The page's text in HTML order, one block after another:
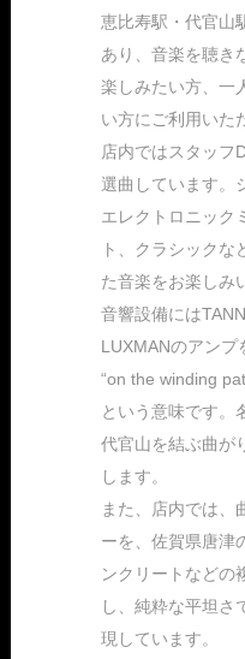
恵比寿駅・代官山
あり、音楽を聴き
楽しみたい方、一
い方にご利用いた
店内ではスタッフ
選曲しています。
エレクトロニック
ト、クラシックな
た音楽をお楽しみ
音響設備には
LUXMANのアンプ
“on the winding
という意味です。
代官山を結ぶ曲が
します。
また、店内では、
ーを、佐賀県唐津
ンクリートなどの
し、純粋な平坦さ
現しています。